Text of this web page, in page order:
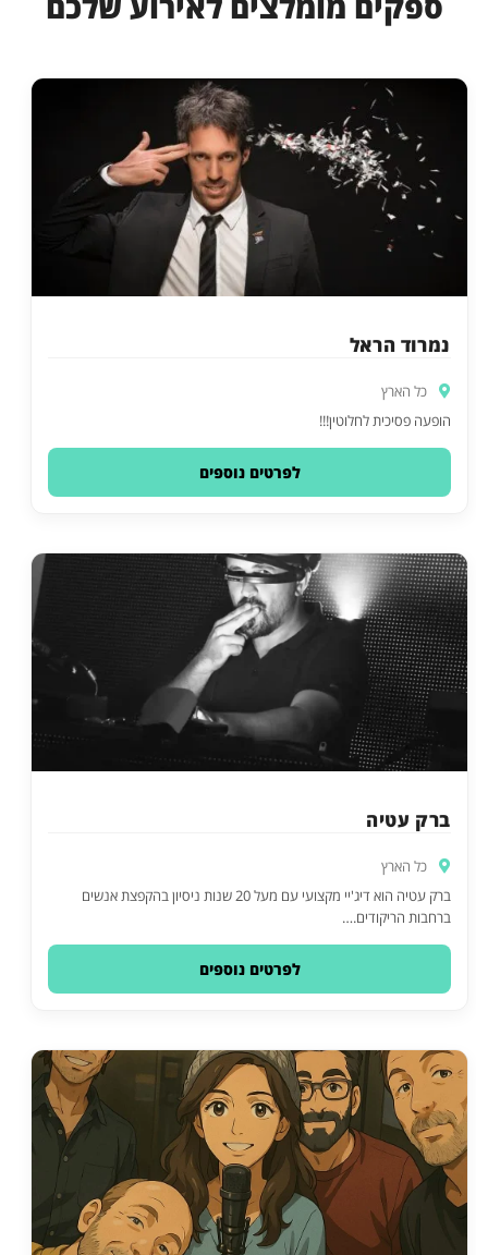
נמרוד הראל
כל הארץ
הופעה פסיכית לחלוטין!!!
לפרטים נוספים
ברק עטיה
כל הארץ
ברק עטיה הוא דיג'יי מקצועי עם מעל 20 שנות ניסיון בהקפצת אנשים
ברחבות הריקודים.…
לפרטים נוספים